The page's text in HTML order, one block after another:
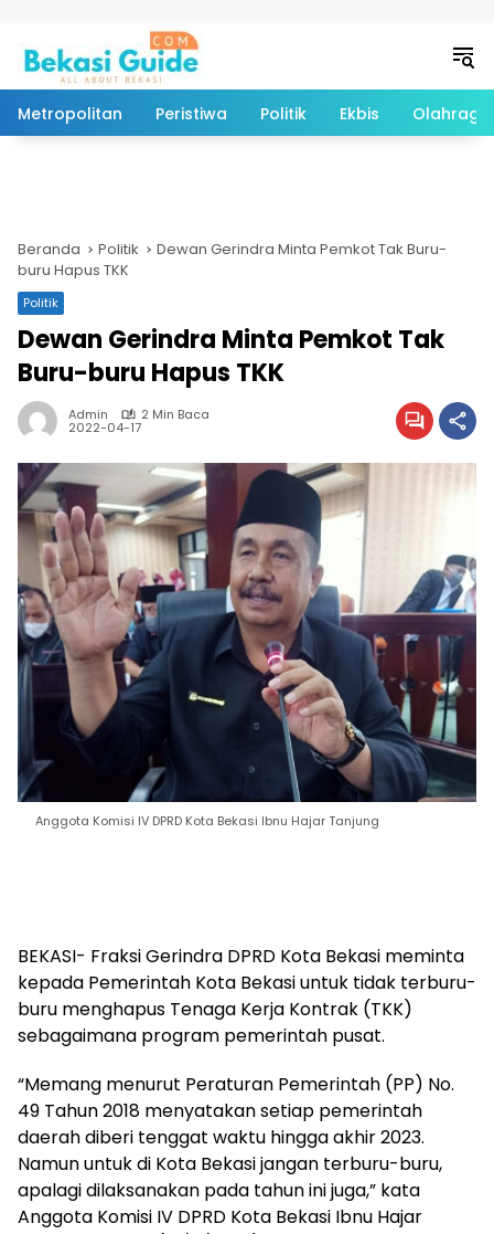
Metropolitan Peristiwa Politik Ekbis Olahraga
Beranda Politik
Dewan Gerindra Minta Pemkot Tak Buru-
buru Hapus TKK
Politik
Dewan Gerindra Minta Pemkot Tak
Buru-buru Hapus TKK
Admin 2 Min Baca
2022-04-17
Anggota Komisi IV DPRD Kota Bekasi Ibnu Hajar Tanjung
BEKASI- Fraksi Gerindra DPRD Kota Bekasi meminta
kepada Pemerintah Kota Bekasi untuk tidak terburu-
buru menghapus Tenaga Kerja Kontrak (TKK)
sebagaimana program pemerintah pusat.
“Memang menurut Peraturan Pemerintah (PP) No.
49 Tahun 2018 menyatakan setiap pemerintah
daerah diberi tenggat waktu hingga akhir 2023.
Namun untuk di Kota Bekasi jangan terburu-buru,
apalagi dilaksanakan pada tahun ini juga,” kata
Anggota Komisi IV DPRD Kota Bekasi Ibnu Hajar